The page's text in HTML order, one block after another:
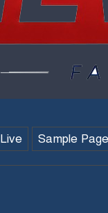
Live Sample Page